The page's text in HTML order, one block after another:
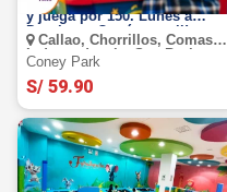
y juega por 150. Lunes a
Domingo ¡Cupón movil!
Callao, Chorrillos, Comas,
Independencia, San Borja,
San Juan De Miraflores, San
Miguel, Surquillo, Villa Maria
Del Triunfo
Coney Park
S/ 59.90